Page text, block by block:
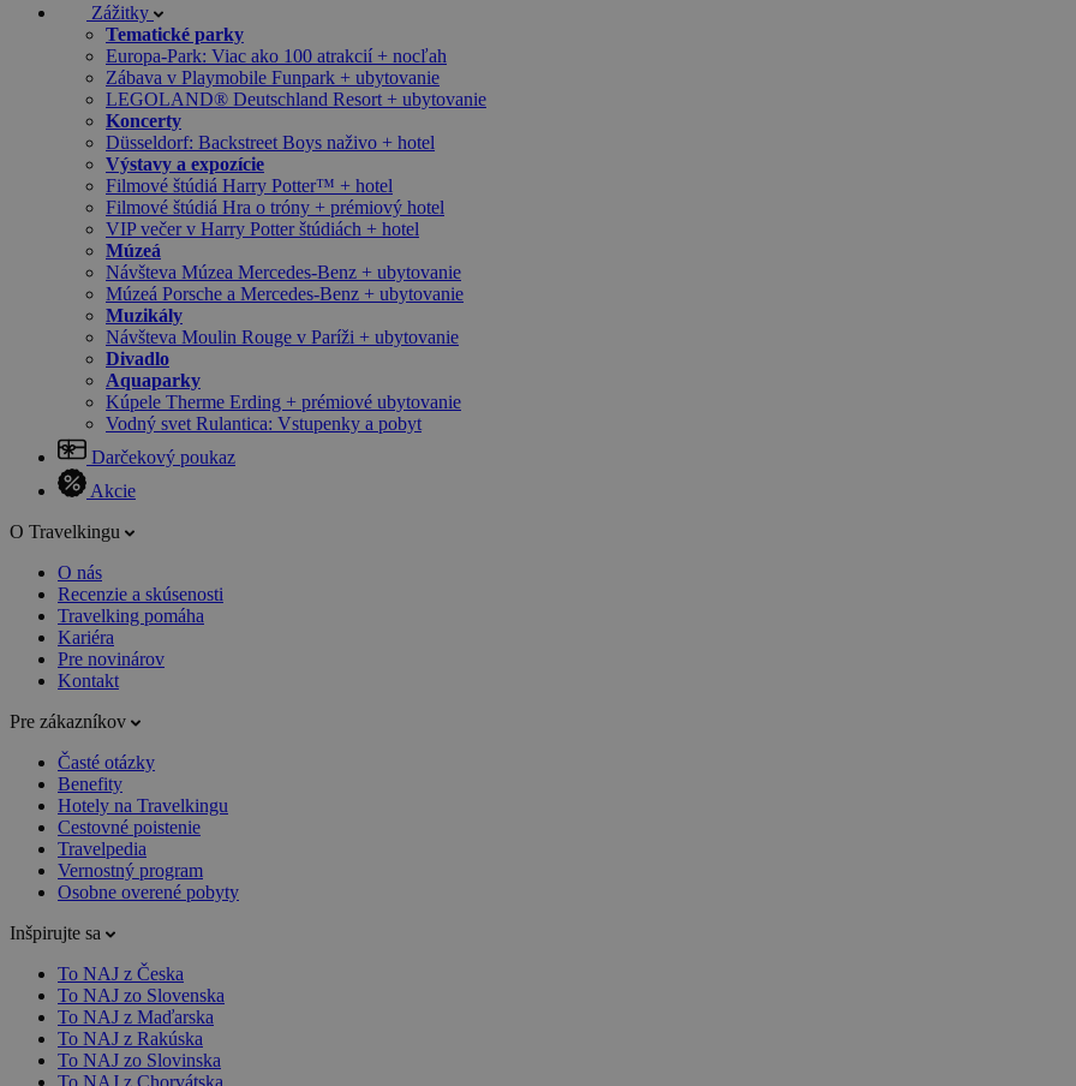
Zážitky
Tematické parky
Europa-Park: Viac ako 100 atrakcií + nocľah
Zábava v Playmobile Funpark + ubytovanie
LEGOLAND® Deutschland Resort + ubytovanie
Koncerty
Düsseldorf: Backstreet Boys naživo + hotel
Výstavy a expozície
Filmové štúdiá Harry Potter™ + hotel
Filmové štúdiá Hra o tróny + prémiový hotel
VIP večer v Harry Potter štúdiách + hotel
Múzeá
Návšteva Múzea Mercedes-Benz + ubytovanie
Múzeá Porsche a Mercedes-Benz + ubytovanie
Muzikály
Návšteva Moulin Rouge v Paríži + ubytovanie
Divadlo
Aquaparky
Kúpele Therme Erding + prémiové ubytovanie
Vodný svet Rulantica: Vstupenky a pobyt
Darčekový poukaz
Akcie
O Travelkingu
O nás
Recenzie a skúsenosti
Travelking pomáha
Kariéra
Pre novinárov
Kontakt
Pre zákazníkov
Časté otázky
Benefity
Hotely na Travelkingu
Cestovné poistenie
Travelpedia
Vernostný program
Osobne overené pobyty
Inšpirujte sa
To NAJ z Česka
To NAJ zo Slovenska
To NAJ z Maďarska
To NAJ z Rakúska
To NAJ zo Slovinska
To NAJ z Chorvátska